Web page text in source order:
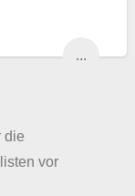
...
die
vor